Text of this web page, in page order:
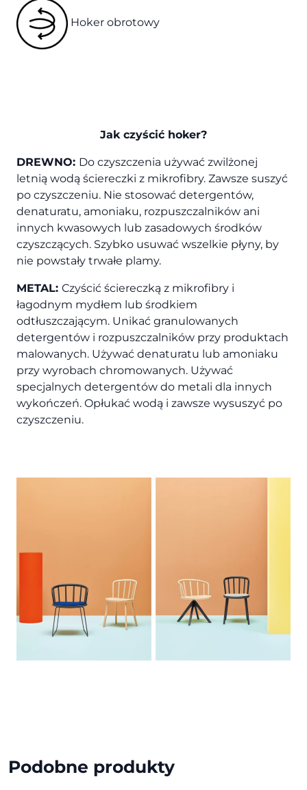
Hoker obrotowy
Jak czyścić hoker?
DREWNO: Do czyszczenia używać zwilżonej
letnią wodą ściereczki z mikrofibry. Zawsze suszyć
po czyszczeniu. Nie stosować detergentów,
denaturatu, amoniaku, rozpuszczalników ani
innych kwasowych lub zasadowych środków
czyszczących. Szybko usuwać wszelkie płyny, by
nie powstały trwałe plamy.
METAL: Czyścić ściereczką z mikrofibry i
łagodnym mydłem lub środkiem
odtłuszczającym. Unikać granulowanych
detergentów i rozpuszczalników przy produktach
malowanych. Używać denaturatu lub amoniaku
przy wyrobach chromowanych. Używać
specjalnych detergentów do metali dla innych
wykończeń. Opłukać wodą i zawsze wysuszyć po
czyszczeniu.
Podobne produkty